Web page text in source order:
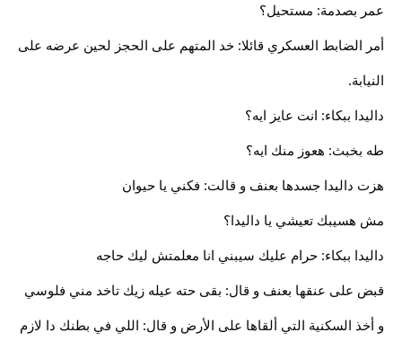
عمر بصدمة: مستحيل؟
أمر الضابط العسكري قائلا: خد المتهم على الحجز لحين عرضه على
النيابة.
داليدا ببكاء: انت عايز ايه؟
طه بخبث: هعوز منك ايه؟
هزت داليدا جسدها بعنف و قالت: فكني يا حيوان
مش هسيبك تعيشي يا داليدا؟
داليدا ببكاء: حرام عليك سيبني انا معلمتش ليك حاجه
قبض على عنقها بعنف و قال: بقى حته عيله زيك تاخد مني فلوسي
و أخذ السكنية التي ألقاها على الأرض و قال: اللي في بطنك دا لازم